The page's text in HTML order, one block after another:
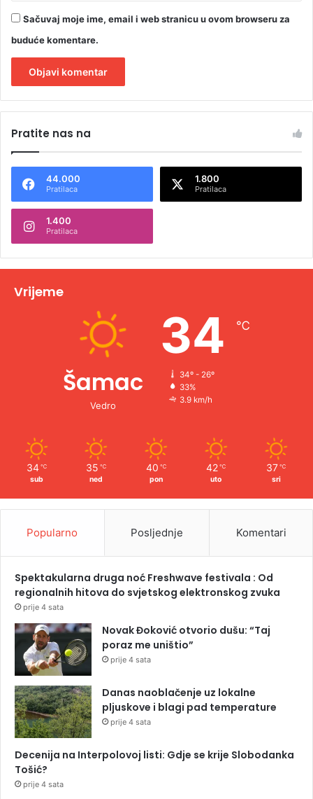
Sačuvaj moje ime, email i web stranicu u ovom browseru za
buduće komentare.
t
n
t
v
Pratite nas na
44.000
Pratilaca
1.800
Pratilaca
1.400
Pratilaca
Vrijeme
Šamac
Vedro
34 ℃
34º - 26º
33%
3.9 km/h
34 ℃
sub
35 ℃
ned
40 ℃
pon
42 ℃
uto
37 ℃
sri
Popularno Posljednje Komentari
Spektakularna druga noć Freshwave festivala : Od
regionalnih hitova do svjetskog elektronskog zvuka
prije 4 sata
Novak Đoković otvorio dušu: “Taj
poraz me uništio”
prije 4 sata
Danas naoblačenje uz lokalne
pljuskove i blagi pad temperature
prije 4 sata
Decenija na Interpolovoj listi: Gdje se krije Slobodanka
Tošić?
prije 4 sata